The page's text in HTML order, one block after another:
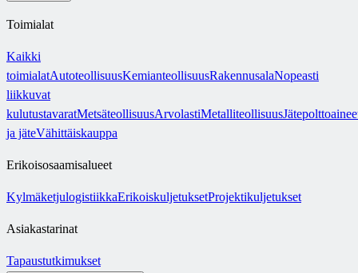
Toimialat
Kaikki
toimialatAutoteollisuusKemianteollisuusRakennusalaNopeasti
liikkuvat
kulutustavaratMetsäteollisuusArvolastiMetalliteollisuus
ja jäteVähittäiskauppa
Erikoisosaamisalueet
KylmäketjulogistiikkaErikoiskuljetuksetProjektikuljetukset
Asiakastarinat
Tapaustutkimukset